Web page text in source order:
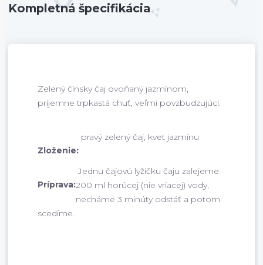
Kompletná špecifikácia
Zelený čínsky čaj ovoňaný jazmínom,
príjemne trpkastá chuť, veľmi povzbudzujúci.
Zloženie:
pravý zelený čaj, kvet jazmínu
Príprava:
Jednu čajovú lyžičku čaju zalejeme
200 ml horúcej (nie vriacej) vody,
necháme 3 minúty odstáť a potom
scedíme.